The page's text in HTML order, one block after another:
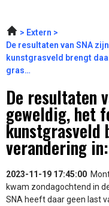
Extern
De resultaten van SNA
kunstgrasveld brengt
gras…
De resultaten
geweldig, het
kunstgrasveld
verandering
2023-11-19 17:45:00
kwam zondagochtend in
SNA heeft daar geen last